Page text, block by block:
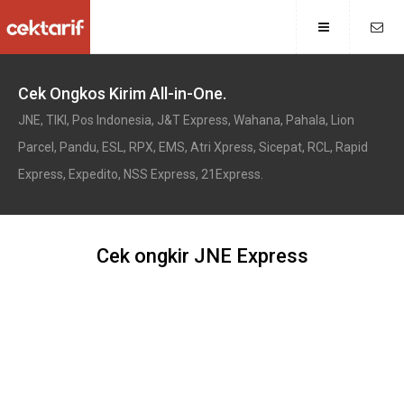
Cek Ongkos Kirim All-in-One.
JNE, TIKI, Pos Indonesia, J&T Express, Wahana, Pahala, Lion
Parcel, Pandu, ESL, RPX, EMS, Atri Xpress, Sicepat, RCL, Rapid
Express, Expedito, NSS Express, 21Express.
Cek ongkir JNE Express